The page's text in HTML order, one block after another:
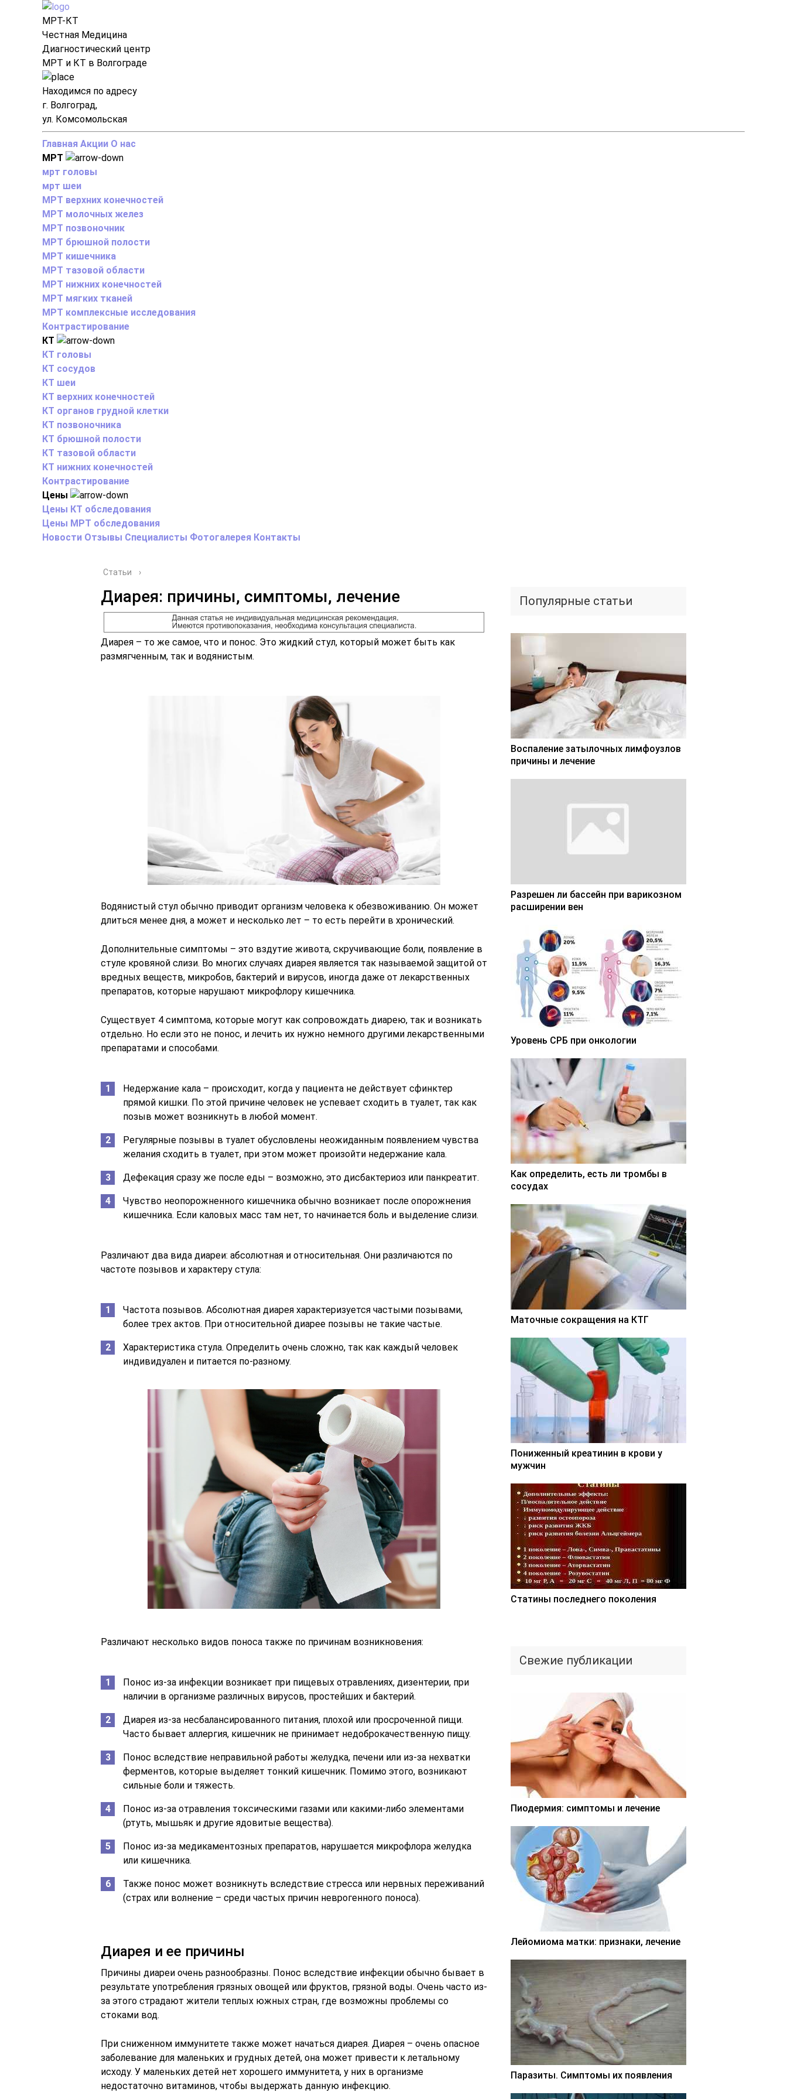
МРТ-КТ
Честная Медицина
Диагностический центр
МРТ и КТ в Волгограде
Находимся по адресу
г. Волгоград,
ул. Комсомольская
Главная Акции О нас
МРТ
мрт головы
мрт шеи
МРТ верхних конечностей
МРТ молочных желез
МРТ позвоночник
МРТ брюшной полости
МРТ кишечника
МРТ тазовой области
МРТ нижних конечностей
МРТ мягких тканей
МРТ комплексные исследования
Контрастирование
КТ
КТ головы
КТ сосудов
КТ шеи
КТ верхних конечностей
КТ органов грудной клетки
КТ позвоночника
КТ брюшной полости
КТ тазовой области
КТ нижних конечностей
Контрастирование
Цены
Цены КТ обследования
Цены МРТ обследования
Новости Отзывы Специалисты Фотогалерея Контакты
Статьи ›
Диарея: причины, симптомы, лечение
Диарея – то же самое, что и понос. Это жидкий стул, который может быть как
размягченным, так и водянистым.
Водянистый стул обычно приводит организм человека к обезвоживанию. Он может
длиться менее дня, а может и несколько лет – то есть перейти в хронический.
Дополнительные симптомы – это вздутие живота, скручивающие боли, появление в
стуле кровяной слизи. Во многих случаях диарея является так называемой защитой от
вредных веществ, микробов, бактерий и вирусов, иногда даже от лекарственных
препаратов, которые нарушают микрофлору кишечника.
Существует 4 симптома, которые могут как сопровождать диарею, так и возникать
отдельно. Но если это не понос, и лечить их нужно немного другими лекарственными
препаратами и способами.
Недержание кала – происходит, когда у пациента не действует сфинктер
прямой кишки. По этой причине человек не успевает сходить в туалет, так как
позыв может возникнуть в любой момент.
Регулярные позывы в туалет обусловлены неожиданным появлением чувства
желания сходить в туалет, при этом может произойти недержание кала.
Дефекация сразу же после еды – возможно, это дисбактериоз или панкреатит.
Чувство неопорожненного кишечника обычно возникает после опорожнения
кишечника. Если каловых масс там нет, то начинается боль и выделение слизи.
Различают два вида диареи: абсолютная и относительная. Они различаются по
частоте позывов и характеру стула:
Частота позывов. Абсолютная диарея характеризуется частыми позывами,
более трех актов. При относительной диарее позывы не такие частые.
Характеристика стула. Определить очень сложно, так как каждый человек
индивидуален и питается по-разному.
Различают несколько видов поноса также по причинам возникновения:
Понос из-за инфекции возникает при пищевых отравлениях, дизентерии, при
наличии в организме различных вирусов, простейших и бактерий.
Диарея из-за несбалансированного питания, плохой или просроченной пищи.
Часто бывает аллергия, кишечник не принимает недоброкачественную пищу.
Понос вследствие неправильной работы желудка, печени или из-за нехватки
ферментов, которые выделяет тонкий кишечник. Помимо этого, возникают
сильные боли и тяжесть.
Понос из-за отравления токсическими газами или какими-либо элементами
(ртуть, мышьяк и другие ядовитые вещества).
Понос из-за медикаментозных препаратов, нарушается микрофлора желудка
или кишечника.
Также понос может возникнуть вследствие стресса или нервных переживаний
(страх или волнение – среди частых причин неврогенного поноса).
Диарея и ее причины
Причины диареи очень разнообразны. Понос вследствие инфекции обычно бывает в
результате употребления грязных овощей или фруктов, грязной воды. Очень часто из-
за этого страдают жители теплых южных стран, где возможны проблемы со
стоками вод.
При сниженном иммунитете также может начаться диарея. Диарея – очень опасное
заболевание для маленьких и грудных детей, она может привести к летальному
исходу. У маленьких детей нет хорошего иммунитета, у них в организме
недостаточно витаминов, чтобы выдержать данную инфекцию.
Популярные статьи
Воспаление затылочных лимфоузлов
причины и лечение
Разрешен ли бассейн при варикозном
расширении вен
Уровень СРБ при онкологии
Как определить, есть ли тромбы в
сосудах
Маточные сокращения на КТГ
Пониженный креатинин в крови у
мужчин
Статины последнего поколения
Свежие публикации
Пиодермия: симптомы и лечение
Лейомиома матки: признаки, лечение
Паразиты. Симптомы их появления